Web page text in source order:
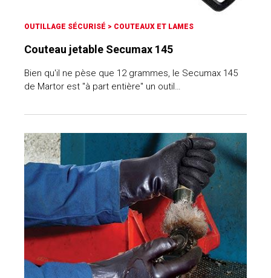
OUTILLAGE SÉCURISÉ > COUTEAUX ET LAMES
Couteau jetable Secumax 145
Bien qu'il ne pèse que 12 grammes, le Secumax 145
de Martor est "à part entière" un outil…